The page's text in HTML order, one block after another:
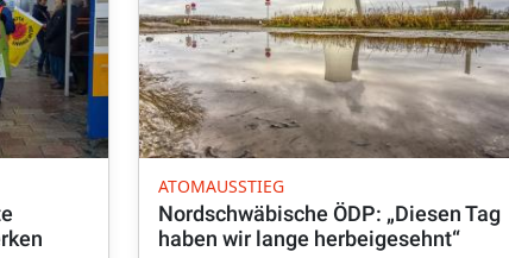
ATOMAUSSTIEG
Nordschwäbische ÖDP: „Diesen Tag
haben wir lange herbeigesehnt“